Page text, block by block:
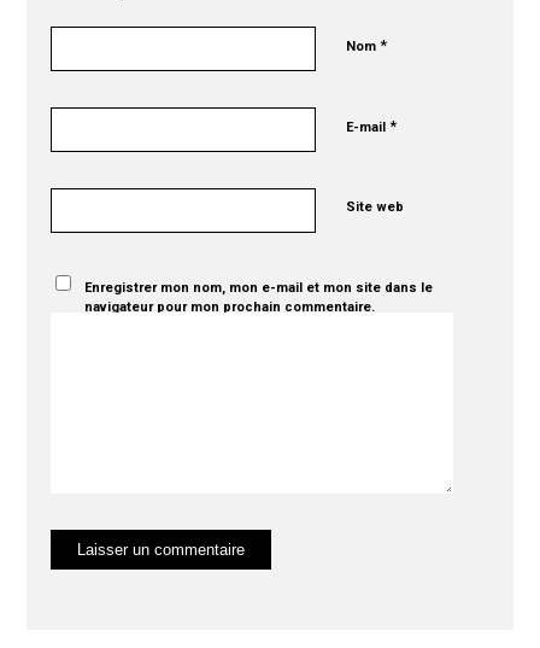
Nom*
E-mail*
Site web
Enregistrer mon nom, mon e-mail et mon site dans le
navigateur pour mon prochain commentaire.